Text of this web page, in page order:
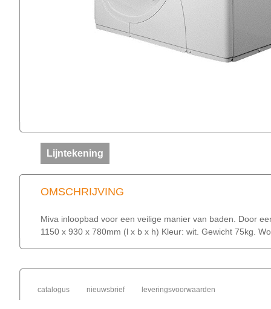
Lijntekening
OMSCHRIJVING
Miva inloopbad voor een veilige manier van baden. Door
1150 x 930 x 780mm (l x b x h) Kleur: wit. Gewicht 75kg.
catalogus nieuwsbrief leveringsvoorwaarden